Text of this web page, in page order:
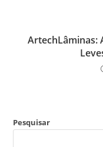
ArtechLâminas:
Pesquisar